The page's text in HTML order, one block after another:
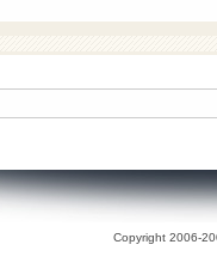
Copyright 2006-